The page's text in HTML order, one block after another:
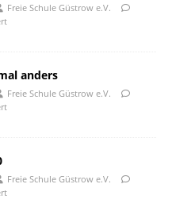
Freie Schule Güstrow e.V.
anders
Freie Schule Güstrow e.V.
Freie Schule Güstrow e.V.